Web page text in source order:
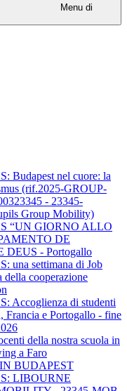
Menu di
Budapest nel cuore: la
(rif.2025-GROUP-
- 23345-
Group Mobility)
“UN GIORNO ALLO
DE
DEUS - Portogallo
una settimana di Job
della cooperazione
Accoglienza di studenti
Francia e Portogallo - fine
della nostra scuola in
a Faro
BUDAPEST
LIBOURNE